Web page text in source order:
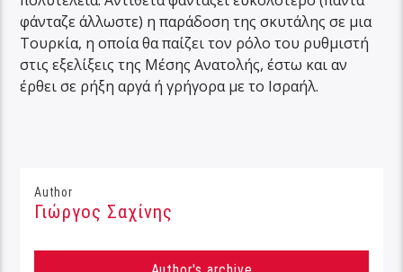
φάνταζε άλλωστε) η παράδοση της σκυτάλης σε μια
Τουρκία, η οποία θα παίζει τον ρόλο του ρυθμιστή
στις εξελίξεις της Μέσης Ανατολής, έστω και αν
έρθει σε ρήξη αργά ή γρήγορα με το Ισραήλ.
Author
Γιώργος Σαχίνης